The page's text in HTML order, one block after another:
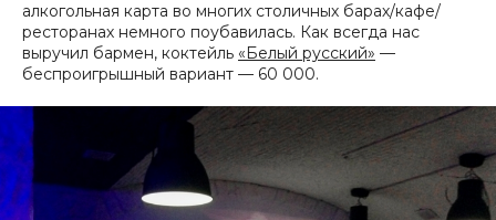
алкогольная карта во многих столичных барах/кафе/
ресторанах немного поубавилась. Как всегда нас
выручил бармен, коктейль «Белый русский» —
беспроигрышный вариант — 60 000.